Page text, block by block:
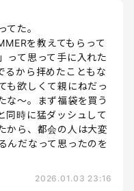
てた。
を教えてもらって
って思って手に入れた
るから拝めたこともな
も欲しくて親にねだっ
な〜。まず福袋を買う
同時に猛ダッシュして
から、都会の人は大変
んだなって思ったのを
2026.01.03 23:16